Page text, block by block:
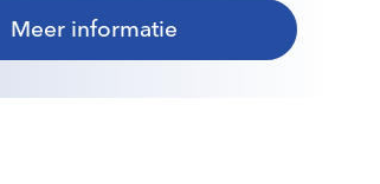
Meer informatie